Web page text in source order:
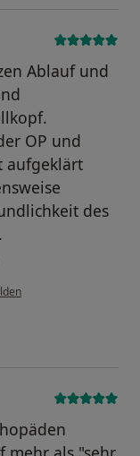
Ablauf und
OP und
aufgeklärt
des